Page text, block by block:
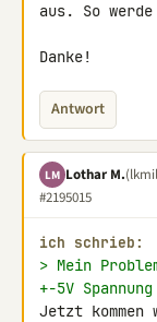
aus. So
Danke!
Antwort
LM Lothar M.
#2195015
ich schrieb:
> Mein
+-5V
Jetzt kommen